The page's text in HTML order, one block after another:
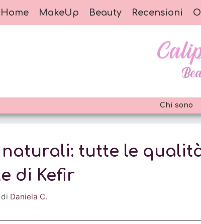
Home MakeUp Beauty Recensioni
Chi sono
naturali: tutte le
di Kefir
di Daniela C.